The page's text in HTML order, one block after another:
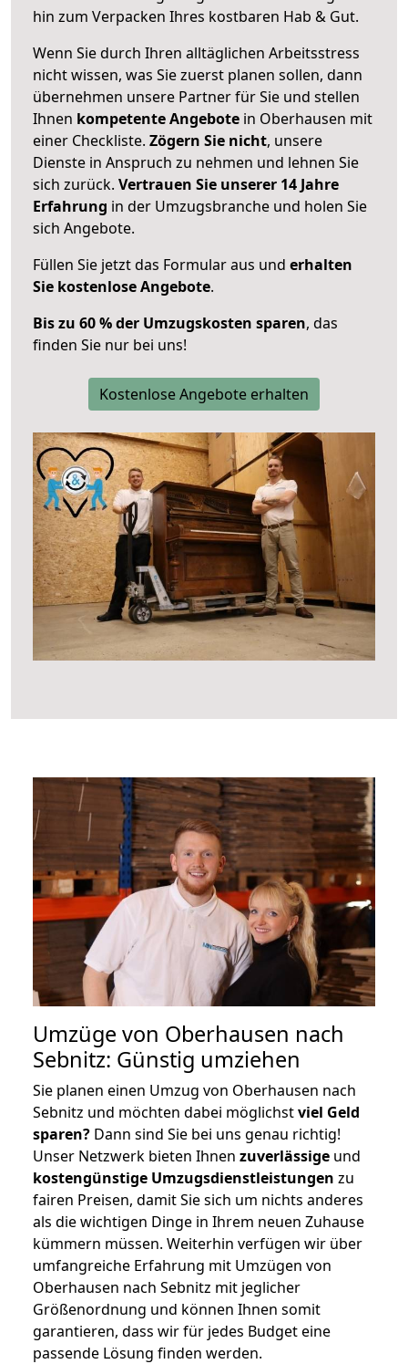
hin zum Verpacken Ihres kostbaren Hab & Gut.
Wenn Sie durch Ihren alltäglichen Arbeitsstress
nicht wissen, was Sie zuerst planen sollen, dann
übernehmen unsere Partner für Sie und stellen
Ihnen kompetente Angebote in Oberhausen mit
einer Checkliste. Zögern Sie nicht, unsere
Dienste in Anspruch zu nehmen und lehnen Sie
sich zurück. Vertrauen Sie unserer 14 Jahre
Erfahrung in der Umzugsbranche und holen Sie
sich Angebote.
Füllen Sie jetzt das Formular aus und erhalten
Sie kostenlose Angebote.
Bis zu 60 % der Umzugskosten sparen, das
finden Sie nur bei uns!
Kostenlose Angebote erhalten
Umzüge von Oberhausen nach
Sebnitz: Günstig umziehen
Sie planen einen Umzug von Oberhausen nach
Sebnitz und möchten dabei möglichstviel Geld
sparen? Dann sind Sie bei uns genau richtig!
Unser Netzwerk bieten Ihnen zuverlässige und
kostengünstige Umzugsdienstleistungen zu
fairen Preisen, damit Sie sich um nichts anderes
als die wichtigen Dinge in Ihrem neuen Zuhause
kümmern müssen. Weiterhin verfügen wir über
umfangreiche Erfahrung mit Umzügen von
Oberhausen nach Sebnitz mit jeglicher
Größenordnung und können Ihnen somit
garantieren, dass wir für jedes Budget eine
passende Lösung finden werden.